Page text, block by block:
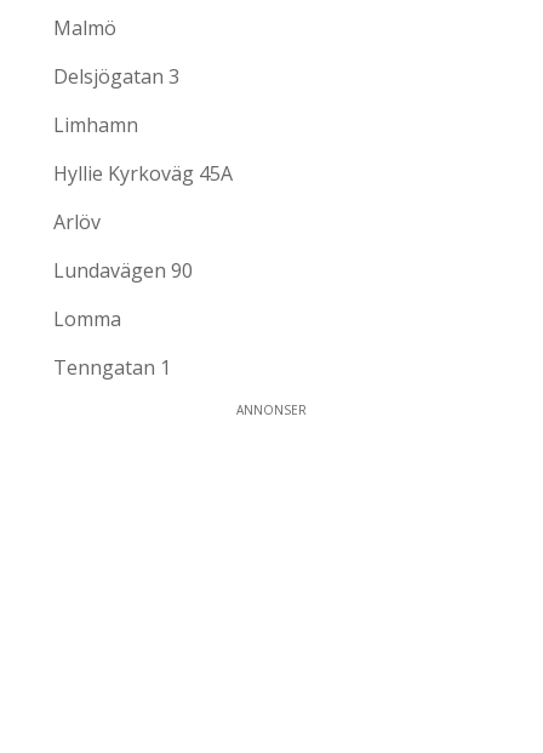
Malmö
Delsjögatan 3
Limhamn
Hyllie Kyrkoväg 45A
Arlöv
Lundavägen 90
Lomma
Tenngatan 1
ANNONSER